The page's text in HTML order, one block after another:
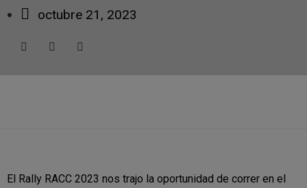
octubre 21, 2023
El Rally RACC 2023 nos trajo la oportunidad de correr en el